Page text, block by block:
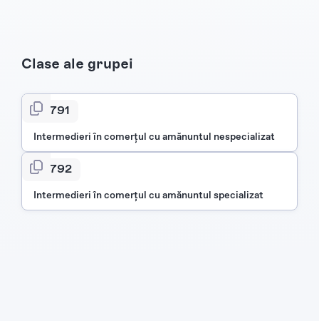
Clase ale grupei
4791
Intermedieri în comerţul cu amănuntul nespecializat
4792
Intermedieri în comerţul cu amănuntul specializat